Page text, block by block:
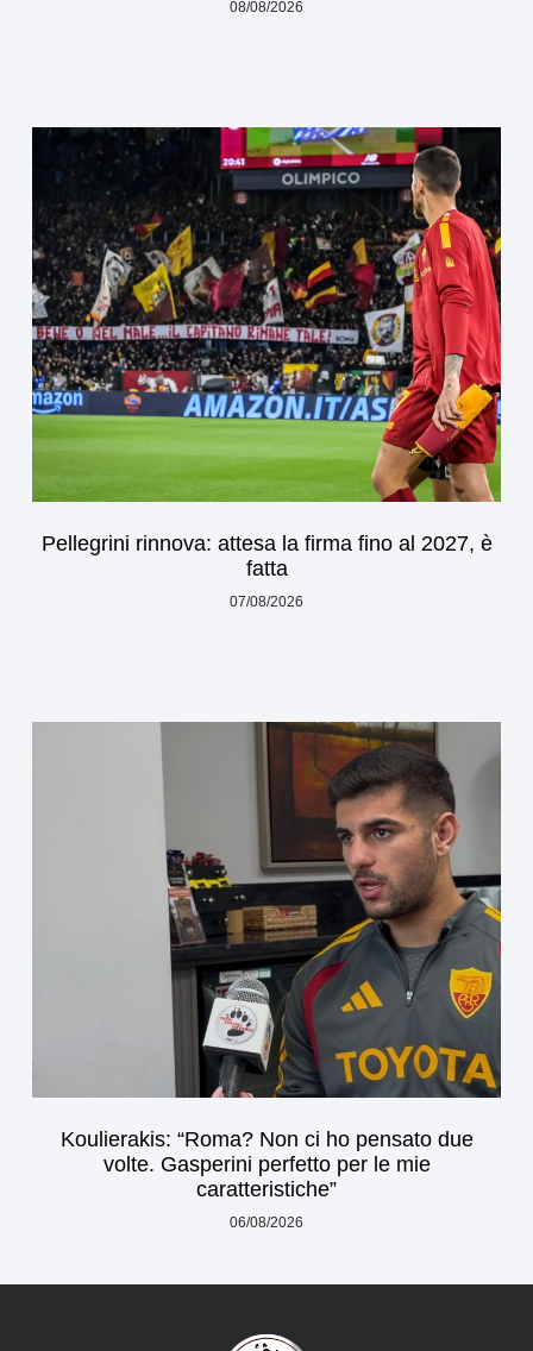
08/08/2026
Pellegrini rinnova: attesa la firma fino al 2027, è
fatta
07/08/2026
Koulierakis: “Roma? Non ci ho pensato due
volte. Gasperini perfetto per le mie
caratteristiche”
06/08/2026